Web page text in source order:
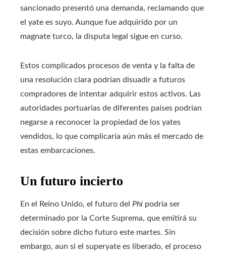
sancionado presentó una demanda, reclamando que
el yate es suyo. Aunque fue adquirido por un
magnate turco, la disputa legal sigue en curso.
Estos complicados procesos de venta y la falta de
una resolución clara podrían disuadir a futuros
compradores de intentar adquirir estos activos. Las
autoridades portuarias de diferentes países podrían
negarse a reconocer la propiedad de los yates
vendidos, lo que complicaría aún más el mercado de
estas embarcaciones.
Un futuro incierto
En el Reino Unido, el futuro del Phi podría ser
determinado por la Corte Suprema, que emitirá su
decisión sobre dicho futuro este martes. Sin
embargo, aun si el superyate es liberado, el proceso